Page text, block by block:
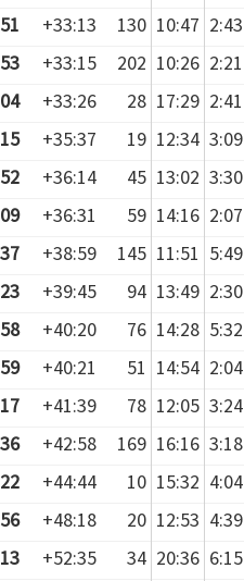
+33:13 130 10:47 2:43
+33:15 202 10:26 2:21
+33:26 28 17:29 2:41
+35:37 19 12:34 3:09
+36:14 45 13:02 3:30
+36:31 59 14:16 2:07
+38:59 145 11:51 5:49
+39:45 94 13:49 2:30
+40:20 76 14:28 5:32
+40:21 51 14:54 2:04
+41:39 78 12:05 3:24
+42:58 169 16:16 3:18
+44:44 10 15:32 4:04
+48:18 20 12:53 4:39
+52:35 34 20:36 6:15